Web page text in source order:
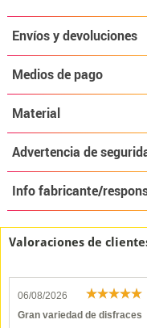
Envíos y devoluciones
Medios de pago
Material
Advertencia de
Info fabricante/
Valoraciones de
06/08/2026
Gran variedad de disfraces